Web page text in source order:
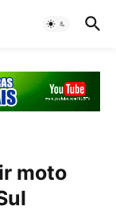
moto